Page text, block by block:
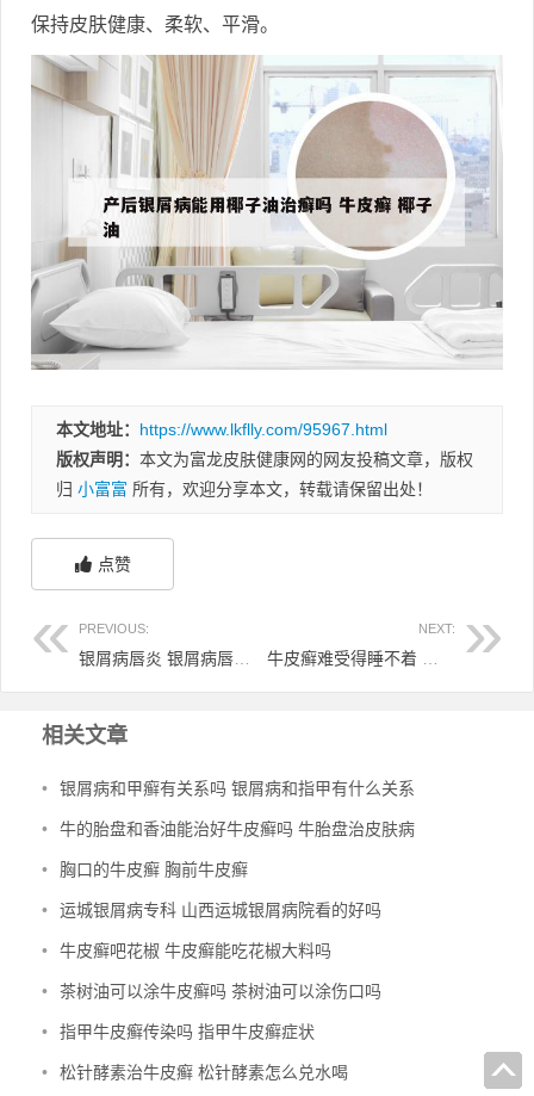
保持皮肤健康、柔软、平滑。
本文地址： https://www.lkflly.com/95967.html
版权声明： 本文为富龙皮肤健康网的网友投稿文章，版权
归 小富富 所有，欢迎分享本文，转载请保留出处！
点赞
PREVIOUS: NEXT:
相关文章
• 银屑病和甲癣有关系吗 银屑病和指甲有什么关系
• 牛的胎盘和香油能治好牛皮癣吗 牛胎盘治皮肤病
• 胸口的牛皮癣 胸前牛皮癣
• 运城银屑病专科 山西运城银屑病院看的好吗
• 牛皮癣吧花椒 牛皮癣能吃花椒大料吗
• 茶树油可以涂牛皮癣吗 茶树油可以涂伤口吗
• 指甲牛皮癣传染吗 指甲牛皮癣症状
• 松针酵素治牛皮癣 松针酵素怎么兑水喝